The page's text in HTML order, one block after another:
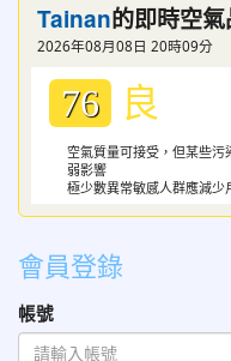
Tainan的即時空
2026年08月08日 20時09分
76 良
空氣質量可接受，但某些
弱影響
極少數異常敏感人群應減少
會員登錄
帳號